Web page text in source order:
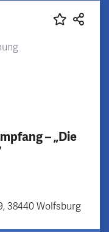
– „Die
38440 Wolfsburg